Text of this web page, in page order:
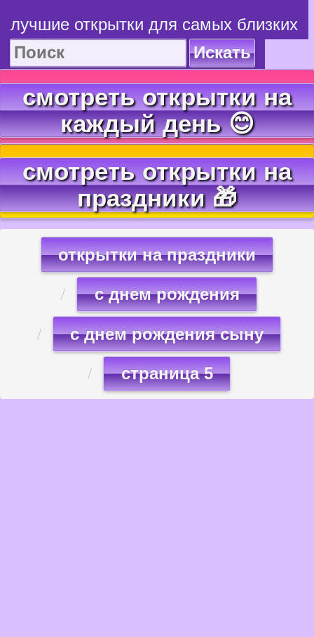
лучшие открытки для самых близких
Искать
смотреть открытки на
каждый день 😊
смотреть открытки на
праздники 🎁
открытки на праздники
с днем рождения
с днем рождения сыну
страница 5